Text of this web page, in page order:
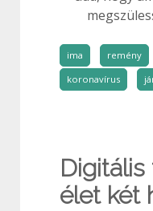
ima remény
koronavírus
élet két